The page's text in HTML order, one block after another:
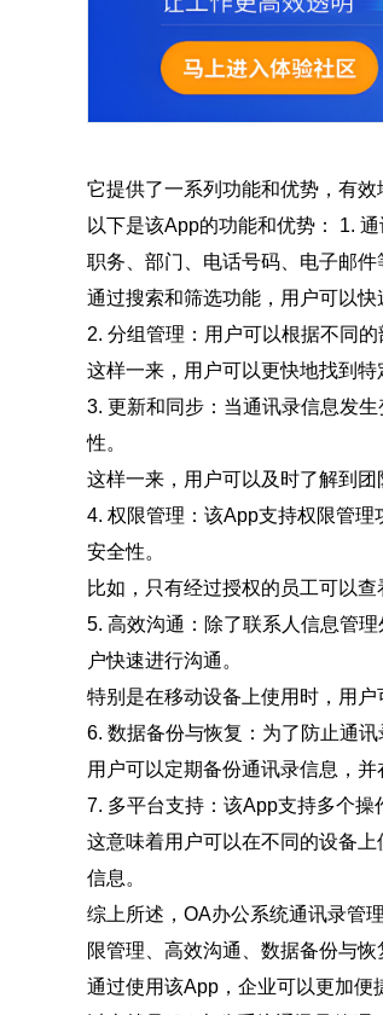
它提供了一系列功能和优势，有效
以下是该App的功能和优势： 1.
职务、部门、电话号码、电子邮件
通过搜索和筛选功能，用户可以快
2. 分组管理：用户可以根据不同
这样一来，用户可以更快地找到特
3. 更新和同步：当通讯录信息发
性。
这样一来，用户可以及时了解到团
4. 权限管理：该App支持权限管
安全性。
比如，只有经过授权的员工可以
5. 高效沟通：除了联系人信息管
户快速进行沟通。
特别是在移动设备上使用时，用
6. 数据备份与恢复：为了防止通
用户可以定期备份通讯录信息，
7. 多平台支持：该App支持多个操
这意味着用户可以在不同的设备
信息。
综上所述，OA办公系统通讯录管
限管理、高效沟通、数据备份与恢
通过使用该App，企业可以更加便